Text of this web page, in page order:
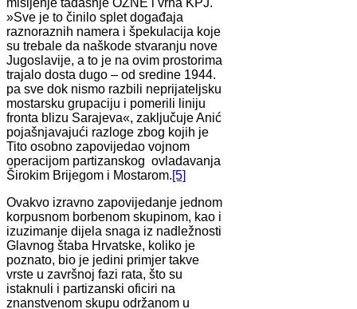
mišljenje tadašnje OZNE i vrha KPJ.
»Sve je to činilo splet događaja
raznoraznih namera i špekulacija koje
su trebale da naškode stvaranju nove
Jugoslavije, a to je na ovim prostorima
trajalo dosta dugo – od sredine 1944.
pa sve dok nismo razbili neprijateljsku
mostarsku grupaciju i pomerili liniju
fronta blizu Sarajeva«, zaključuje Anić
pojašnjavajući razloge zbog kojih je
Tito osobno zapovijedao vojnom
operacijom partizanskog ovladavanja
Širokim Brijegom i Mostarom.[5]
Ovakvo izravno zapovijedanje jednom
korpusnom borbenom skupinom, kao i
izuzimanje dijela snaga iz nadležnosti
Glavnog štaba Hrvatske, koliko je
poznato, bio je jedini primjer takve
vrste u završnoj fazi rata, što su
istaknuli i partizanski oficiri na
znanstvenom skupu održanom u